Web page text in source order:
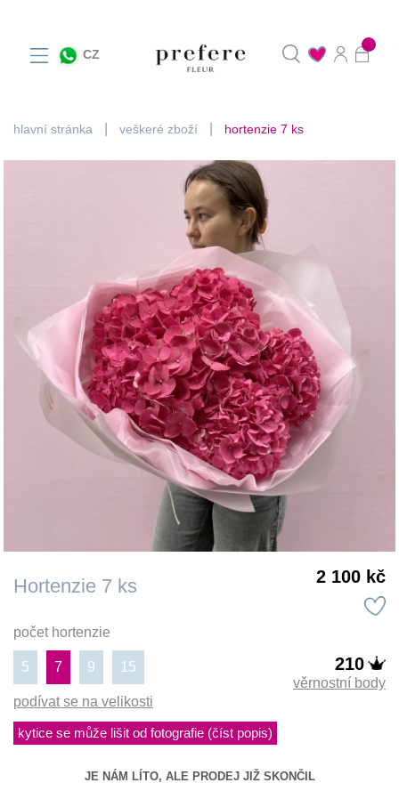
CZ
hlavní stránka veškeré zboží hortenzie 7 ks
Hortenzie 7 ks 2 100 kč
počet hortenzie
5 7 9 15
podívat se na velikosti
210
věrnostní body
kytice se může lišit od fotografie (číst popis)
JE NÁM LÍTO, ALE PRODEJ JIŽ SKONČIL